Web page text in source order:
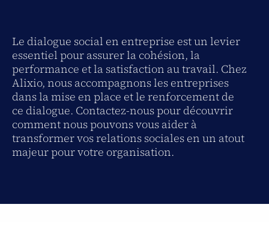
Le dialogue social en entreprise est un levier
essentiel pour assurer la cohésion, la
performance et la satisfaction au travail. Chez
Alixio, nous accompagnons les entreprises
dans la mise en place et le renforcement de
ce dialogue. Contactez-nous pour découvrir
comment nous pouvons vous aider à
transformer vos relations sociales en un atout
majeur pour votre organisation.